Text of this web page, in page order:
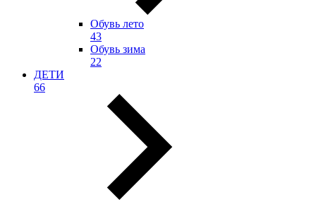
Обувь лето
43
Обувь зима
22
ДЕТИ
66